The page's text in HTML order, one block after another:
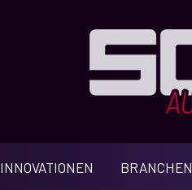
INNOVATIONEN BRANCHEN